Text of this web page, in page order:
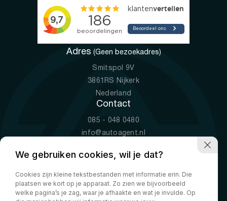
Adres (Geen bezoekadres)
Smitspol 9V
3861RS Nijkerk
Nederland
Contact
085 - 048 0480
info@autoagent.nl
Openingstijden
Ma-Vr
09:00 - 19:00
Za
10:00 - 17:00
We gebruiken cookies, wil je dat?
Cookies zijn kleine tekstbestanden met informatie erin. Die
plaatsen we kort op je apparaat. Zo zien we bijvoorbeeld
welke pagina’s je zag, waar je afhaakte en wat je invulde. Op